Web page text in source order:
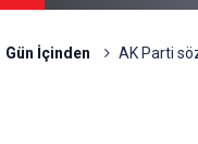
Gün İçinden AK Parti